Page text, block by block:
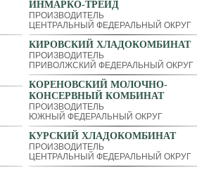
ИНМАРКО-ТРЕЙД
ПРОИЗВОДИТЕЛЬ
ЦЕНТРАЛЬНЫЙ ФЕДЕРАЛЬНЫЙ ОКРУГ
КИРОВСКИЙ ХЛАДОКОМБИНАТ
ПРОИЗВОДИТЕЛЬ
ПРИВОЛЖСКИЙ ФЕДЕРАЛЬНЫЙ ОКРУГ
КОРЕНОВСКИЙ МОЛОЧНО-
КОНСЕРВНЫЙ КОМБИНАТ
ПРОИЗВОДИТЕЛЬ
ЮЖНЫЙ ФЕДЕРАЛЬНЫЙ ОКРУГ
КУРСКИЙ ХЛАДОКОМБИНАТ
ПРОИЗВОДИТЕЛЬ
ЦЕНТРАЛЬНЫЙ ФЕДЕРАЛЬНЫЙ ОКРУГ